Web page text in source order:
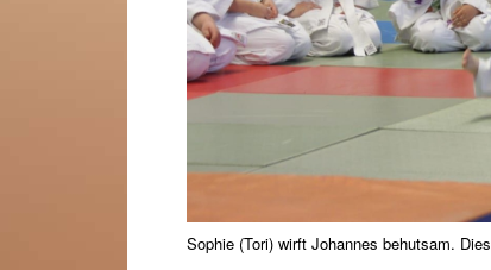
Sophie (Tori) wirft Johannes behutsam.